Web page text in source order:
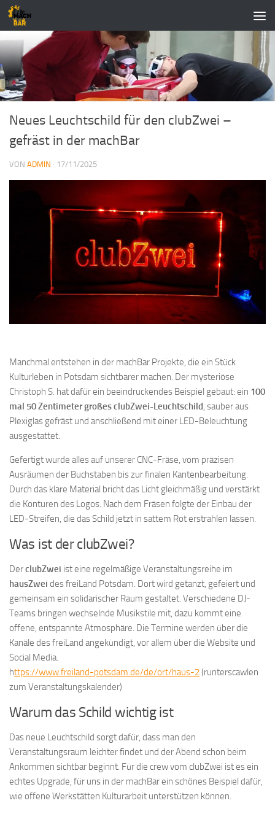
Zum Inhalt springen
Neues Leuchtschild für den clubZwei –
gefräst in der machBar
VON ADMIN · 17/11/2025
Manchmal entstehen in der machBar Projekte, die ein Stück
Kulturleben in Potsdam sichtbarer machen. Der mysteriöse
Christoph S. hat dafür ein beeindruckendes Beispiel gebaut: ein 100
mal 50 Zentimeter großes clubZwei-Leuchtschild, sauber aus
Plexiglas gefräst und anschließend mit einer LED-Beleuchtung
ausgestattet.
Gefertigt wurde alles auf unserer CNC-Fräse, vom präzisen
Ausräumen der Buchstaben bis zur finalen Kantenbearbeitung.
Durch das klare Material bricht das Licht gleichmäßig und verstärkt
die Konturen des Logos. Nach dem Fräsen folgte der Einbau der
LED-Streifen, die das Schild jetzt in sattem Rot erstrahlen lassen.
Was ist der clubZwei?
DerclubZwei ist eine regelmäßige Veranstaltungsreihe im
hausZwei des freiLand Potsdam. Dort wird getanzt, gefeiert und
gemeinsam ein solidarischer Raum gestaltet. Verschiedene DJ-
Teams bringen wechselnde Musikstile mit, dazu kommt eine
offene, entspannte Atmosphäre. Die Termine werden über die
Kanäle des freiLand angekündigt, vor allem über die Website und
Social Media.
https://www.freiland-potsdam.de/de/ort/haus-2(runterscawlen
zum Veranstaltungskalender)
Warum das Schild wichtig ist
Das neue Leuchtschild sorgt dafür, dass man den
Veranstaltungsraum leichter findet und der Abend schon beim
Ankommen sichtbar beginnt. Für die crew vom clubZwei ist es ein
echtes Upgrade, für uns in der machBar ein schönes Beispiel dafür,
wie offene Werkstätten Kulturarbeit unterstützen können.